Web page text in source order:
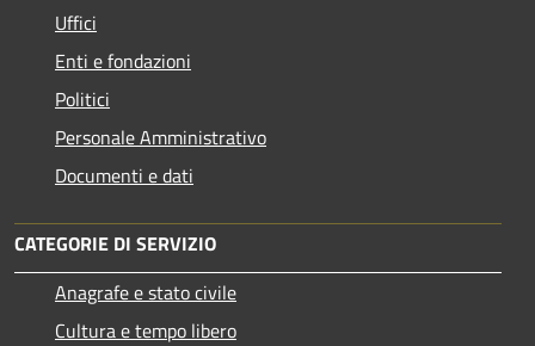
Uffici
Enti e fondazioni
Politici
Personale Amministrativo
Documenti e dati
CATEGORIE DI SERVIZIO
Anagrafe e stato civile
Cultura e tempo libero